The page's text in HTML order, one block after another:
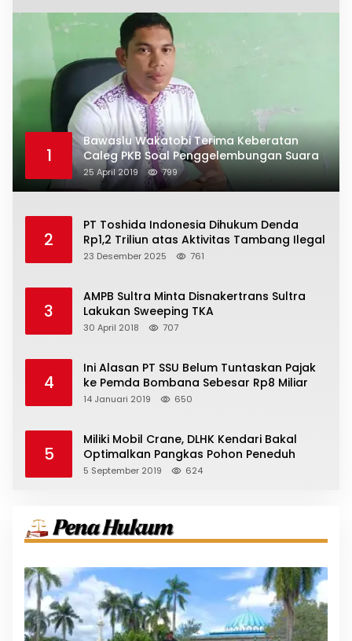
1
Bawaslu Wakatobi Terima Keberatan
Caleg PKB Soal Penggelembungan Suara
25 April 2019 799
2
PT Toshida Indonesia Dihukum Denda
Rp1,2 Triliun atas Aktivitas Tambang Ilegal
23 Desember 2025 761
3
AMPB Sultra Minta Disnakertrans Sultra
Lakukan Sweeping TKA
30 April 2018 707
4
Ini Alasan PT SSU Belum Tuntaskan Pajak
ke Pemda Bombana Sebesar Rp8 Miliar
14 Januari 2019 650
5
Miliki Mobil Crane, DLHK Kendari Bakal
Optimalkan Pangkas Pohon Peneduh
5 September 2019 624